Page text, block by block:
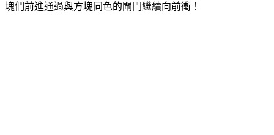
塊們前進通過與方塊同色的閘門繼續向前衝！